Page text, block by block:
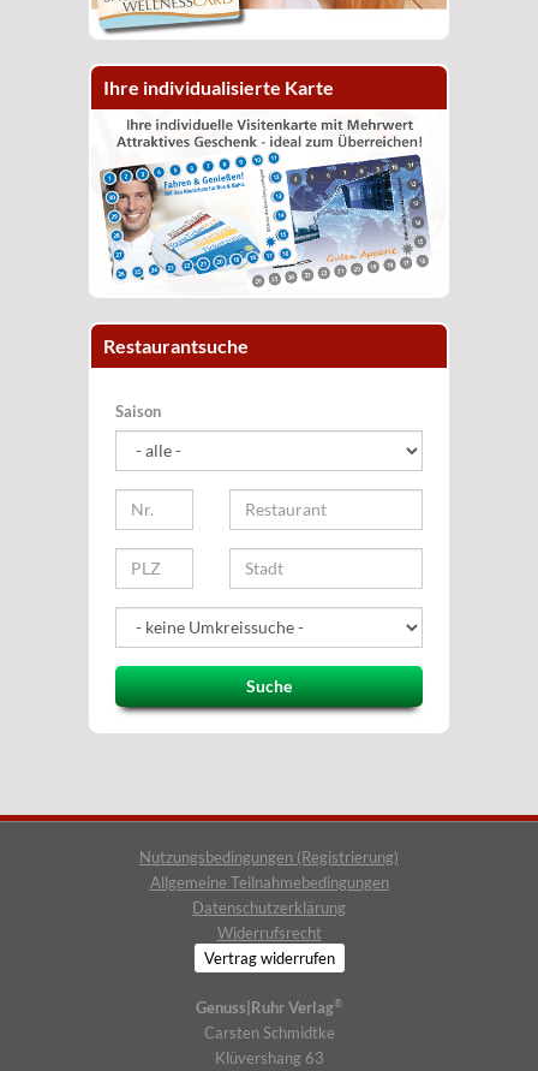
Ihre individualisierte Karte
Restaurantsuche
Saison
Suche
Nutzungsbedingungen (Registrierung)
Allgemeine Teilnahmebedingungen
Datenschutzerklärung
Widerrufsrecht
Vertrag widerrufen
Genuss|Ruhr Verlag®
Carsten Schmidtke
Klüvershang 63